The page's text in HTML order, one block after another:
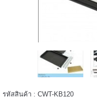
รหัสสินค้า : CWT-KB120